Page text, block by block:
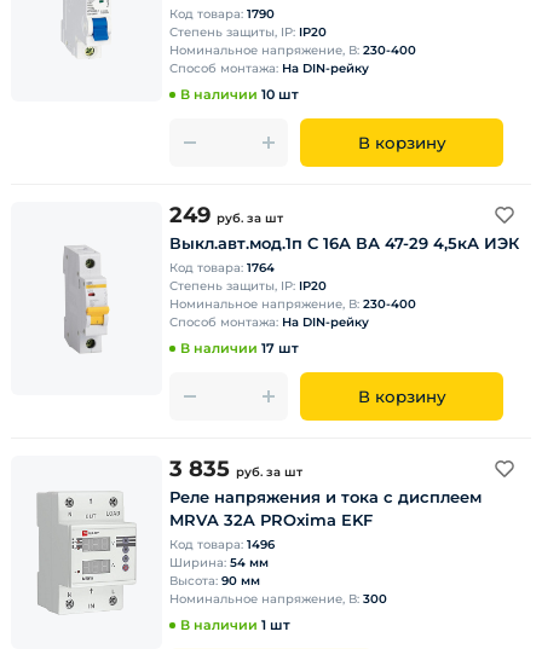
Код товара: 1790
Степень защиты, IP: IP20
Номинальное напряжение, В: 230-400
Способ монтажа: На DIN-рейку
В наличии 10 шт
В корзину
249 руб. за шт
Выкл.авт.мод.1п C 16А ВА 47-29 4,5кА ИЭК
Код товара: 1764
Степень защиты, IP: IP20
Номинальное напряжение, В: 230-400
Способ монтажа: На DIN-рейку
В наличии 17 шт
В корзину
3 835 руб. за шт
Реле напряжения и тока с дисплеем
MRVA 32A PROxima EKF
Код товара: 1496
Ширина: 54 мм
Высота: 90 мм
Номинальное напряжение, В: 300
В наличии 1 шт